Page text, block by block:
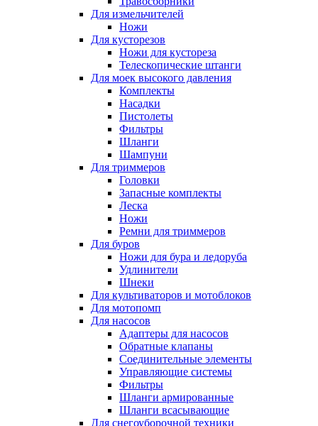
Для измельчителей
Ножи
Для кусторезов
Ножи для кустореза
Телескопические штанги
Для моек высокого давления
Комплекты
Насадки
Пистолеты
Фильтры
Шланги
Шампуни
Для триммеров
Головки
Запасные комплекты
Леска
Ножи
Ремни для триммеров
Для буров
Ножи для бура и ледоруба
Удлинители
Шнеки
Для культиваторов и мотоблоков
Для мотопомп
Для насосов
Адаптеры для насосов
Обратные клапаны
Соединительные элементы
Управляющие системы
Фильтры
Шланги армированные
Шланги всасывающие
Для снегоуборочной техники